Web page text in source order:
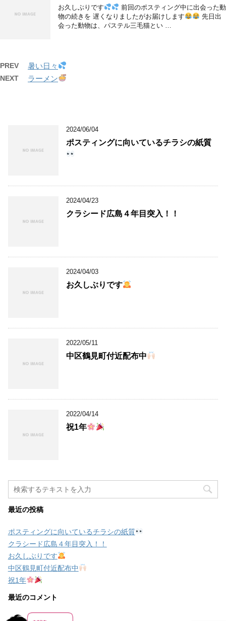
お久しぶりです
前回のポスティング中に出会った動
物の続きを 遅くなりましたがお届けします
先日出
会った動物は、パステル三毛猫とい …
PREV 暑い日々
NEXT ラーメン
2024/06/04
ポスティングに向いているチラシの紙質
2024/04/23
クラシード広島４年目突入！！
2024/04/03
お久しぶりです
2022/05/11
中区鶴見町付近配布中
2022/04/14
祝1年
最近の投稿
ポスティングに向いているチラシの紙質
クラシード広島４年目突入！！
お久しぶりです
中区鶴見町付近配布中
祝1年
最近のコメント